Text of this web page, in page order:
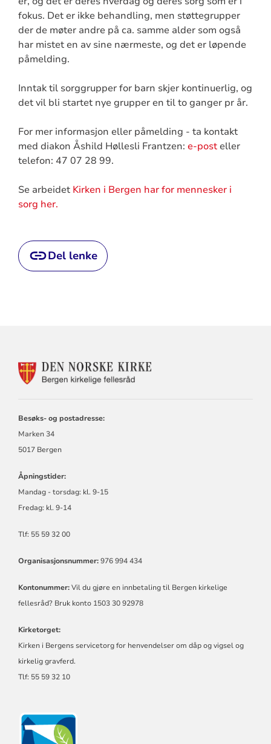
fokus. Det er ikke behandling, men støttegrupper
der de møter andre på ca. samme alder som også
har mistet en av sine nærmeste, og det er løpende
påmelding.
Inntak til sorggrupper for barn skjer kontinuerlig, og
det vil bli startet nye grupper en til to ganger pr år.
For mer informasjon eller påmelding - ta kontakt
med diakon Åshild Høllesli Frantzen: e-posteller
telefon: 47 07 28 99.
Se arbeidet Kirken i Bergen har for mennesker i
sorg her.
Del lenke
KONTAKTINFORMASJON
Besøks- og postadresse:
Marken 34
5017 Bergen
Åpningstider:
Mandag - torsdag: kl. 9-15
Fredag: kl. 9-14
Tlf: 55 59 32 00
Organisasjonsnummer:976 994 434
Kontonummer:Vil du gjøre en innbetaling til Bergen kirkelige
fellesråd? Bruk konto 1503 30 92978
Kirketorget:
Kirken i Bergens servicetorg for henvendelser om dåp og vigsel og
kirkelig gravferd.
Tlf: 55 59 32 10